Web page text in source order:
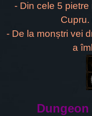
- Din cele 5
- De la monștri vei
a
Dungeon